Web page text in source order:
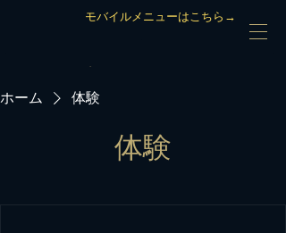
モバイルメニューはこちら→
ホーム 体験
体験